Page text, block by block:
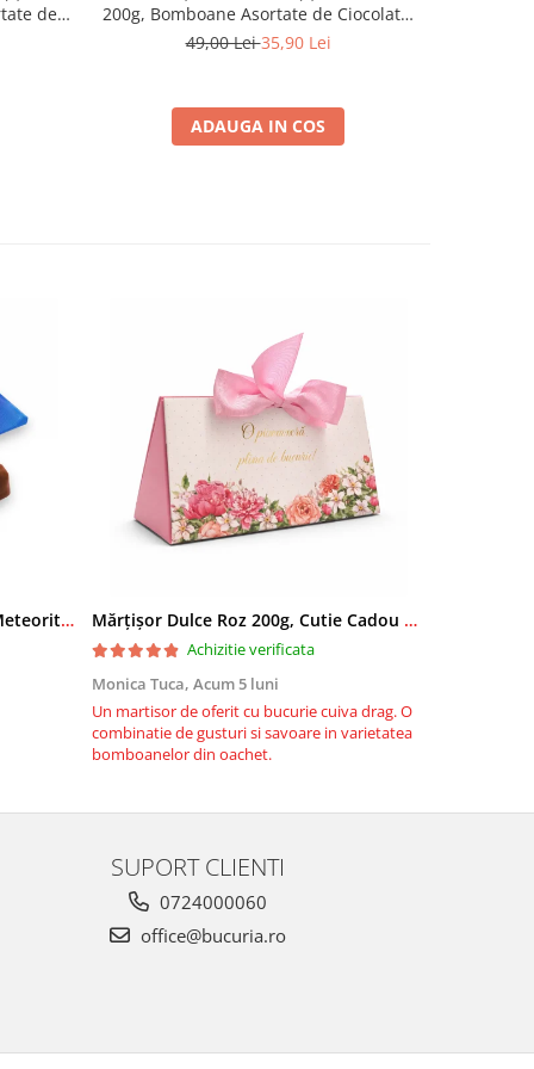
de
200g, Bomboane Asortate de Ciocolată,
O Primăvară Plină de Bucurii
49,00 Lei35,90 Lei
ADAUGA IN COS
Bomboane Bucuria fara zahar Meteorit SANA 1/250 gr Mărțișor Dulce Roz 200g, Cutie Cadou cu Bomboane de Ciocolată
Achizitie verificata
Monica Tuca, Acum 5 luni
Un martisor de oferit cu bucurie cuiva drag. O
combinatie de gusturi si savoare in varietatea
bomboanelor din oachet.
SUPORT CLIENTI
0724000060
office@bucuria.ro